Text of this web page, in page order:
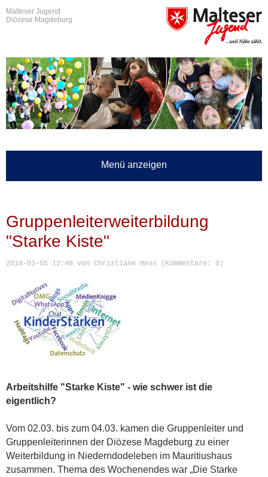
Malteser Jugend
Diözese Magdeburg
Menü anzeigen
Gruppenleiterweiterbildung
"Starke Kiste"
2018-03-05 12:48 von Christiane Hess (Kommentare: 0)
Arbeitshilfe "Starke Kiste" - wie schwer ist die
eigentlich?
Vom 02.03. bis zum 04.03. kamen die Gruppenleiter und
Gruppenleiterinnen der Diözese Magdeburg zu einer
Weiterbildung in Niederndodeleben im Mauritiushaus
zusammen. Thema des Wochenendes war „Die Starke